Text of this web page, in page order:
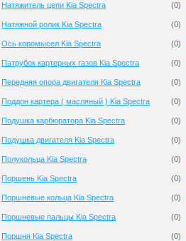
Натяжитель цепи Kia Spectra (0)
Натяжной ролик Kia Spectra (0)
Ось коромысел Kia Spectra (0)
Патрубок картерных газов Kia Spectra (0)
Передняя опора двигателя Kia Spectra (0)
Поддон картера ( масляный ) Kia Spectra (0)
Подушка карбюратора Kia Spectra (0)
Подушка двигателя Kia Spectra (0)
Полукольца Kia Spectra (0)
Поршень Kia Spectra (0)
Поршневые кольца Kia Spectra (0)
Поршневые пальцы Kia Spectra (0)
Поршня Kia Spectra (0)